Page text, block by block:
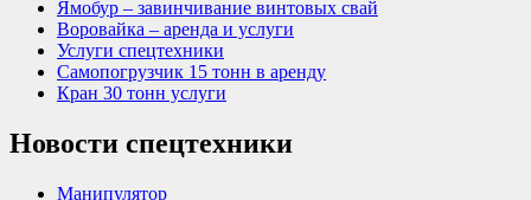
Ямобур – завинчивание винтовых свай
Воровайка – аренда и услуги
Услуги спецтехники
Самопогрузчик 15 тонн в аренду
Кран 30 тонн услуги
Новости спецтехники
Манипулятор